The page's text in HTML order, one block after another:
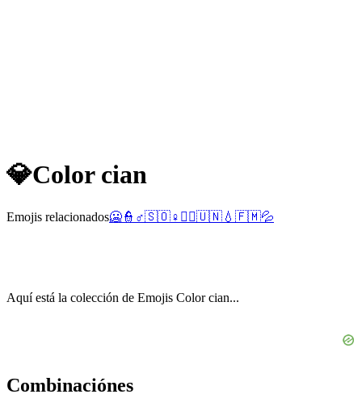
💎Color cian
Emojis relacionados🥶👮 ♂️🇸🇴♀️ 👮‍♂️🇺🇳 💧 🇫🇲💦
Aquí está la colección de Emojis Color cian...
Combinaciónes